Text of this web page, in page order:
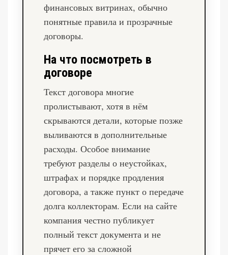
финансовых витринах, обычно
понятные правила и прозрачные
договоры.
На что посмотреть в
договоре
Текст договора многие
пролистывают, хотя в нём
скрываются детали, которые позже
выливаются в дополнительные
расходы. Особое внимание
требуют разделы о неустойках,
штрафах и порядке продления
договора, а также пункт о передаче
долга коллекторам. Если на сайте
компания честно публикует
полный текст документа и не
прячет его за сложной